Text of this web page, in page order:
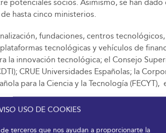
USO DE COOKIES
terceros que nos ayudan a proporcionarte la
potenciales socios. Asimismo, se han
hasta cinco ministerios.
fundaciones, centros
tecnológicas y vehículos de
la innovación tecnológica; el Consejo
CRUE Universidades Españolas; la
para la Ciencia y la Tecnología (FECYT),
del tejido empresarial con entidades
Health, Telefónica, Airbus, Grupo CPS,